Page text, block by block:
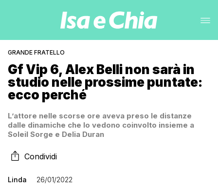
GRANDE FRATELLO
Gf Vip 6, Alex Belli non sarà in
studio nelle prossime puntate:
ecco perché
L’attore nelle scorse ore aveva preso le distanze
dalle dinamiche che lo vedono coinvolto insieme a
Soleil Sorge e Delia Duran
Condividi
Linda 26/01/2022